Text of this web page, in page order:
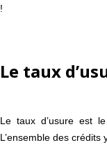
!
Le taux
Le taux d’usure est
L’ensemble des crédits